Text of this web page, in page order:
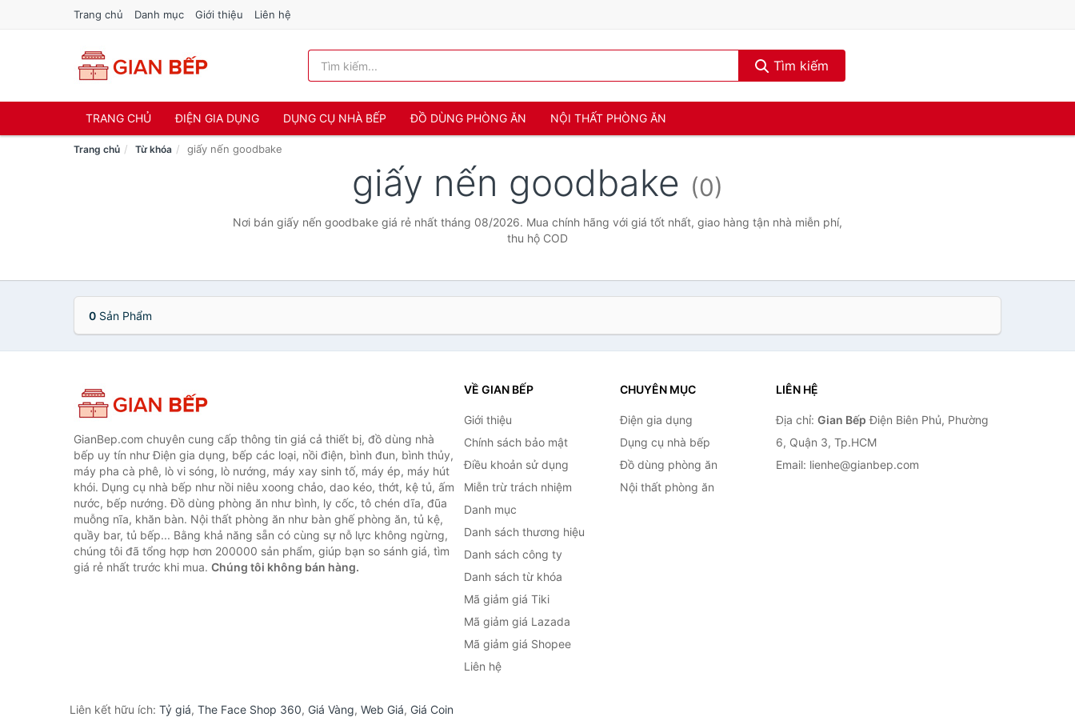
Trang chủ Danh mục Giới thiệu Liên hệ
Tìm kiếm
TRANG CHỦ ĐIỆN GIA DỤNG DỤNG CỤ NHÀ BẾP ĐỒ DÙNG PHÒNG ĂN NỘI THẤT PHÒNG ĂN
Trang chủ Từ khóa giấy nến goodbake
giấy nến goodbake (0)
Nơi bán giấy nến goodbake giá rẻ nhất tháng 08/2026. Mua chính hãng với giá tốt nhất, giao hàng tận nhà miễn phí,
thu hộ COD
0 Sản Phẩm
GianBep.com chuyên cung cấp thông tin giá cả thiết bị, đồ dùng nhà
bếp uy tín như Điện gia dụng, bếp các loại, nồi điện, bình đun, bình thủy,
máy pha cà phê, lò vi sóng, lò nướng, máy xay sinh tố, máy ép, máy hút
khói. Dụng cụ nhà bếp như nồi niêu xoong chảo, dao kéo, thớt, kệ tủ, ấm
nước, bếp nướng. Đồ dùng phòng ăn như bình, ly cốc, tô chén dĩa, đũa
muỗng nĩa, khăn bàn. Nội thất phòng ăn như bàn ghế phòng ăn, tủ kệ,
quầy bar, tủ bếp... Bằng khả năng sẵn có cùng sự nỗ lực không ngừng,
chúng tôi đã tổng hợp hơn 200000 sản phẩm, giúp bạn so sánh giá, tìm
giá rẻ nhất trước khi mua. Chúng tôi không bán hàng.
VỀ GIAN BẾP
Giới thiệu
Chính sách bảo mật
Điều khoản sử dụng
Miễn trừ trách nhiệm
Danh mục
Danh sách thương hiệu
Danh sách công ty
Danh sách từ khóa
Mã giảm giá Tiki
Mã giảm giá Lazada
Mã giảm giá Shopee
Liên hệ
CHUYÊN MỤC
Điện gia dụng
Dụng cụ nhà bếp
Đồ dùng phòng ăn
Nội thất phòng ăn
LIÊN HỆ
Địa chỉ: Gian Bếp Điện Biên Phủ, Phường
6, Quận 3, Tp.HCM
Email: lienhe@gianbep.com
Liên kết hữu ích: Tỷ giá, The Face Shop 360, Giá Vàng, Web Giá, Giá Coin